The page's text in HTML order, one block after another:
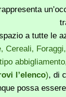
a tutte le
Cereali,
l’elenco), di
possa